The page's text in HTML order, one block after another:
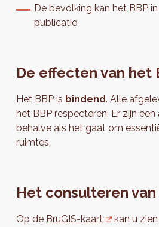
De bevolking kan het BBP
publicatie.
De effecten van het
Het BBP is bindend. Alle
het BBP respecteren. Er zijn
behalve als het gaat om
ruimtes.
Het consulteren van
Op de BruGIS-kaart
kan u